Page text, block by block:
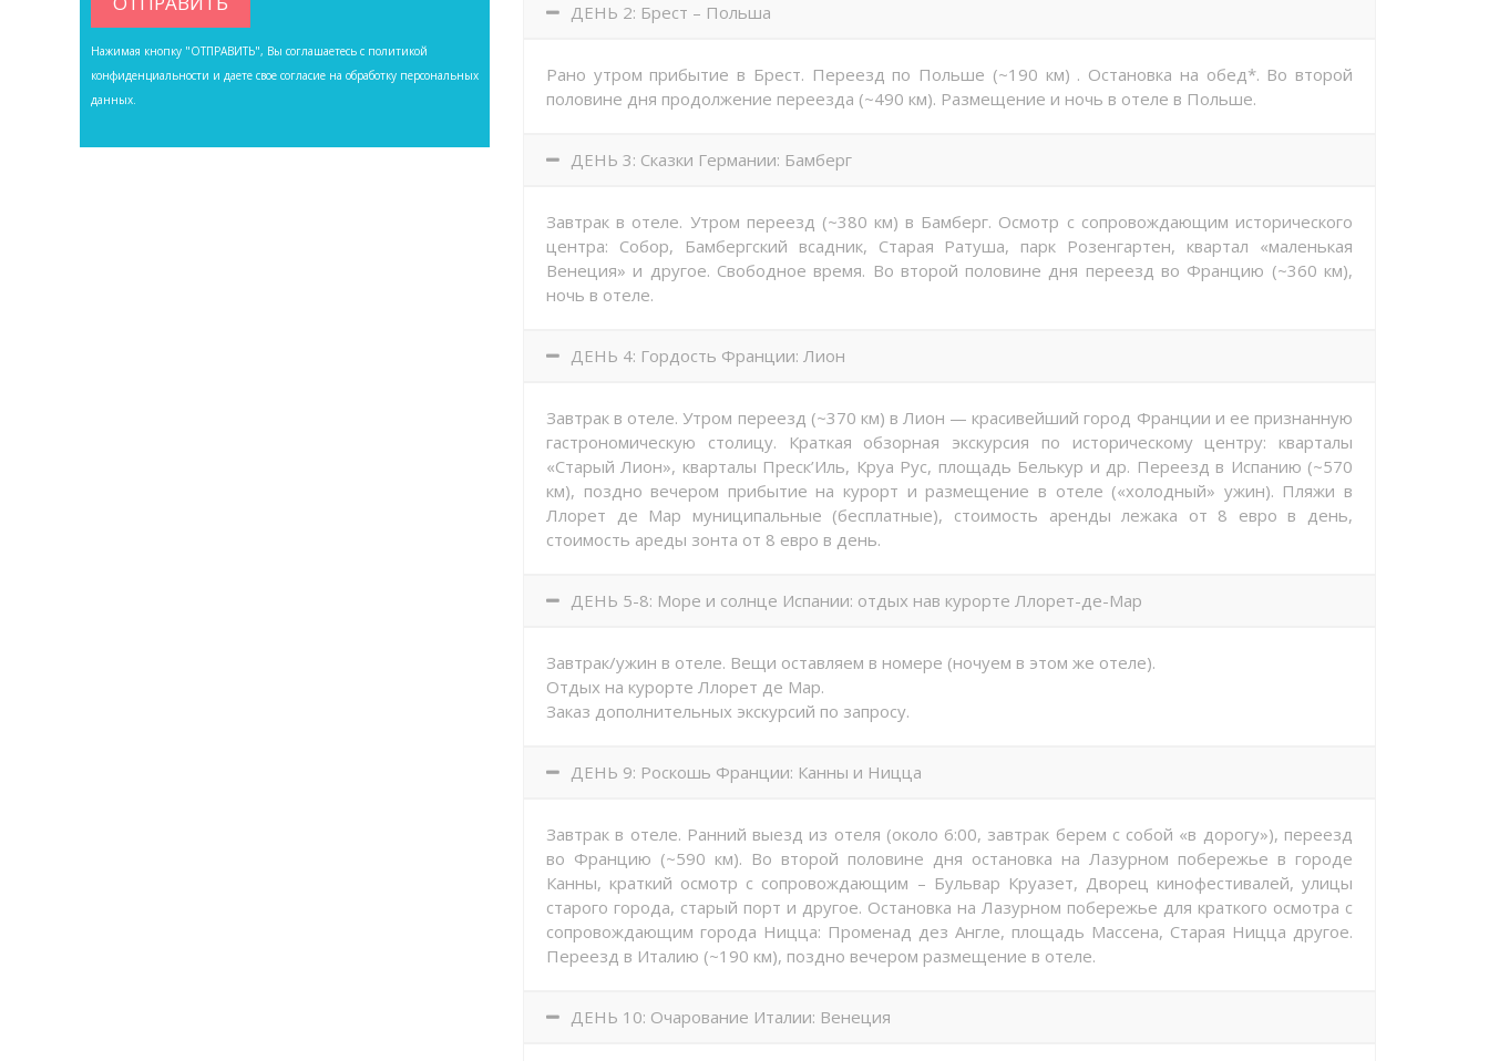
Нажимая кнопку "ОТПРАВИТЬ", Вы соглашаетесь с политикой
конфиденциальности и даете свое согласие на обработку персональных
данных.
ДЕНЬ 2: Брест – Польша
Рано утром прибытие в Брест. Переезд по Польше (~190 км) . Остановка на обед*. Во второй
половине дня продолжение переезда (~490 км). Размещение и ночь в отеле в Польше.
ДЕНЬ 3: Сказки Германии: Бамберг
Завтрак в отеле. Утром переезд (~380 км) в Бамберг. Осмотр с сопровождающим исторического
центра: Собор, Бамбергский всадник, Старая Ратуша, парк Розенгартен, квартал «маленькая
Венеция» и другое. Свободное время. Во второй половине дня переезд во Францию (~360 км),
ночь в отеле.
ДЕНЬ 4: Гордость Франции: Лион
Завтрак в отеле. Утром переезд (~370 км) в Лион — красивейший город Франции и ее признанную
гастрономическую столицу. Краткая обзорная экскурсия по историческому центру: кварталы
«Старый Лион», кварталы Преcк’Иль, Круа Рус, площадь Белькур и др. Переезд в Испанию (~570
км), поздно вечером прибытие на курорт и размещение в отеле («холодный» ужин). Пляжи в
Ллорет де Мар муниципальные (бесплатные), стоимость аренды лежака от 8 евро в день,
стоимость ареды зонта от 8 евро в день.
ДЕНЬ 5-8: Море и солнце Испании: отдых нав курорте Ллорет-де-Мар
Завтрак/ужин в отеле. Вещи оставляем в номере (ночуем в этом же отеле).
Отдых на курорте Ллорет де Мар.
Заказ дополнительных экскурсий по запросу.
ДЕНЬ 9: Роскошь Франции: Канны и Ницца
Завтрак в отеле. Ранний выезд из отеля (около 6:00, завтрак берем с собой «в дорогу»), переезд
во Францию (~590 км). Во второй половине дня остановка на Лазурном побережье в городе
Канны, краткий осмотр с сопровождающим – Бульвар Круазет, Дворец кинофестивалей, улицы
старого города, старый порт и другое. Остановка на Лазурном побережье для краткого осмотра с
сопровождающим города Ницца: Променад дез Англе, площадь Массена, Старая Ницца другое.
Переезд в Италию (~190 км), поздно вечером размещение в отеле.
ДЕНЬ 10: Очарование Италии: Венеция